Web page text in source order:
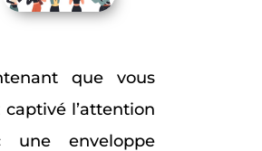
que vous
captivé l’attention
une enveloppe